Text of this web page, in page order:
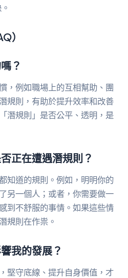
）
？
，例如職場上的互相幫助、團
規則，有助於提升效率和改善
潛規則」是否公平、透明，是
正在遭遇潛規則？
知道的規則。例如，明明你的
另一個人；或者，你需要做一
到不舒服的事情。如果這些情
規則在作祟。
我的發展？
堅守底線、提升自身價值，才